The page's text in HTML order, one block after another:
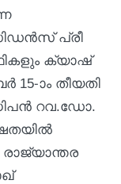
പ്രീ
ക്യാഷ്
15-ാം തീയതി
റവ.ഡോ.